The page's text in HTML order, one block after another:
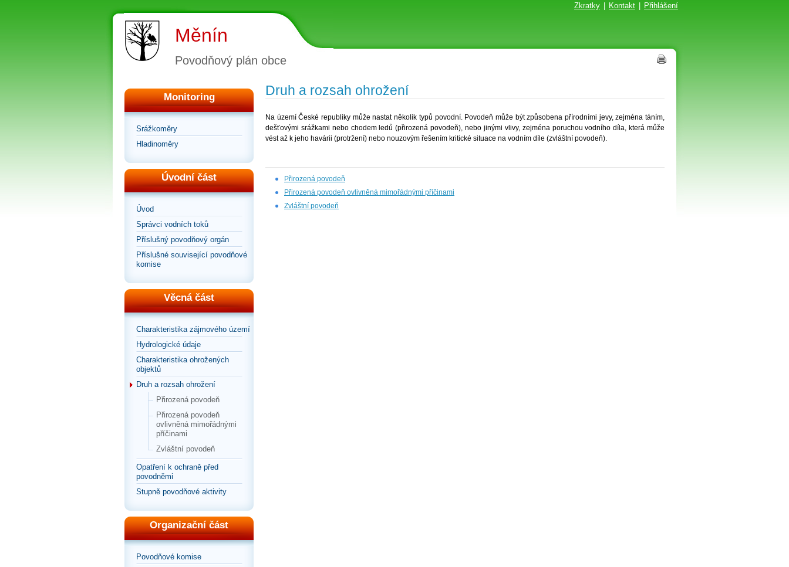
Zkratky Kontakt Přihlášení
Měnín
Povodňový plán obce
Monitoring
Srážkoměry
Hladinoměry
Úvodní část
Úvod
Správci vodních toků
Příslušný povodňový orgán
Příslušné související povodňové
komise
Věcná část
Charakteristika zájmového území
Hydrologické údaje
Charakteristika ohrožených
objektů
Druh a rozsah ohrožení
Přirozená povodeň
Přirozená povodeň
ovlivněná mimořádnými
příčinami
Zvláštní povodeň
Opatření k ochraně před
povodněmi
Stupně povodňové aktivity
Organizační část
Povodňové komise
Druh a rozsah ohrožení
Na území České republiky může nastat několik typů povodní. Povodeň může být způsobena přírodními jevy, zejména táním,
dešťovými srážkami nebo chodem ledů (přirozená povodeň), nebo jinými vlivy, zejména poruchou vodního díla, která může
vést až k jeho havárii (protržení) nebo nouzovým řešením kritické situace na vodním díle (zvláštní povodeň).
Přirozená povodeň
Přirozená povodeň ovlivněná mimořádnými příčinami
Zvláštní povodeň